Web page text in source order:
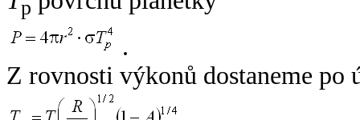
p
.
Z rovnosti výkonů dostaneme po